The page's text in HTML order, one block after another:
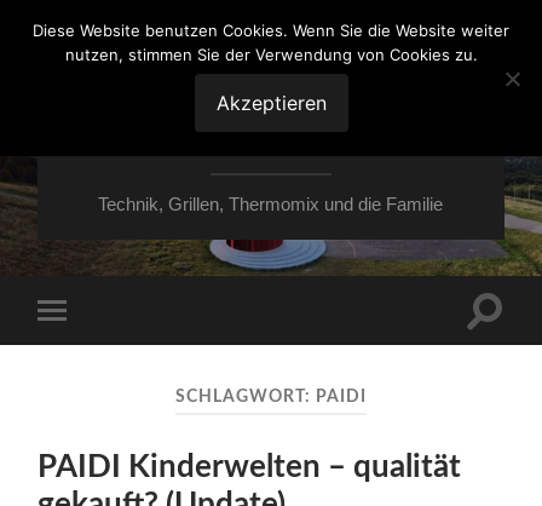
VON ESSEN ÜBER
HESSEN NACH
MOERS
Technik, Grillen, Thermomix und die Familie
Menü
SCHLAGWORT: PAIDI
PAIDI Kinderwelten – qualität
Diese Website benutzen Cookies. Wenn Sie die Website weiter
nutzen, stimmen Sie der Verwendung von Cookies zu.
Akzeptieren